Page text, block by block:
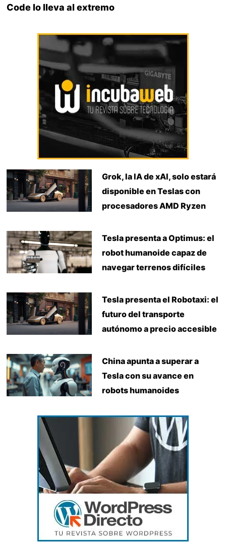
Code lo lleva al extremo
Grok, la IA de xAI, solo estará
disponible en Teslas con
procesadores AMD Ryzen
Tesla presenta a Optimus: el
robot humanoide capaz de
navegar terrenos difíciles
Tesla presenta el Robotaxi: el
futuro del transporte
autónomo a precio accesible
China apunta a superar a
Tesla con su avance en
robots humanoides